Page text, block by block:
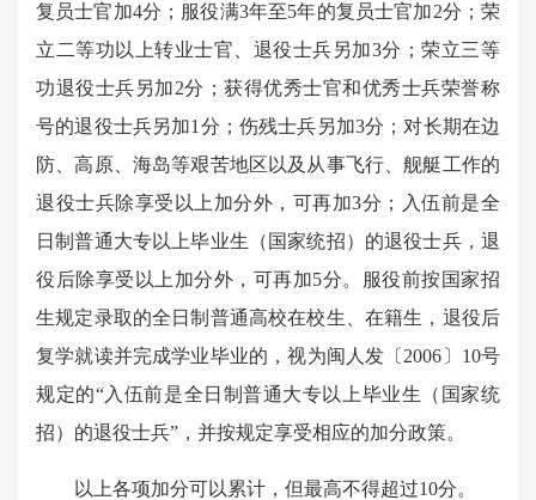
复员士官加4分；服役满3年至5年的复员士官加2分；荣
立二等功以上转业士官、退役士兵另加3分；荣立三等
功退役士兵另加2分；获得优秀士官和优秀士兵荣誉称
号的退役士兵另加1 分；伤残士兵另加3分；对长期在边
防、高原、海岛等艰苦地区以及从事飞行、舰艇工作的
退役士兵除享受以上加分外，可再加3分；入伍前是全
日制普通大专以上毕业生（国家统招）的退役士兵，退
役后除享受以上加分外，可再加5分。服役前按国家招
生规定录取的全日制普通高校在校生、在籍生，退役后
复学就读并完成学业毕业的，视为闽人发〔 2006 〕 10号
规定的“入伍前是全日制普通大专以上毕业生（国家统
招）的退役士兵”，并按规定享受相应的加分政策。
以上各项加分可以累计，但最高不得超过10分。